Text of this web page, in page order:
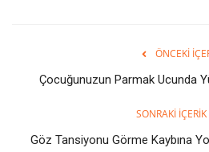
ÖNCEKI
Çocuğunuzun Parmak Ucunda
SONRAKI İÇERIK
Göz Tansiyonu Görme Kaybına